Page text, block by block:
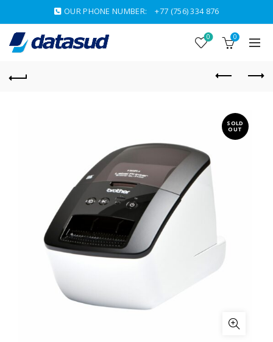
OUR PHONE NUMBER: +77 (756) 334 876
0 0
SOLD
OUT